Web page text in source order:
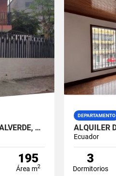
SE VENDE CASA CDLA MORAN VALVERDE, SECTOR IESS (MONIJ)
195
Área m2
DEPARTAMENTO
Ecuador
3
Dormitorios